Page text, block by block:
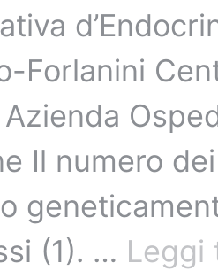
Forlanini
Azienda
Il numero
(1). … Leggi